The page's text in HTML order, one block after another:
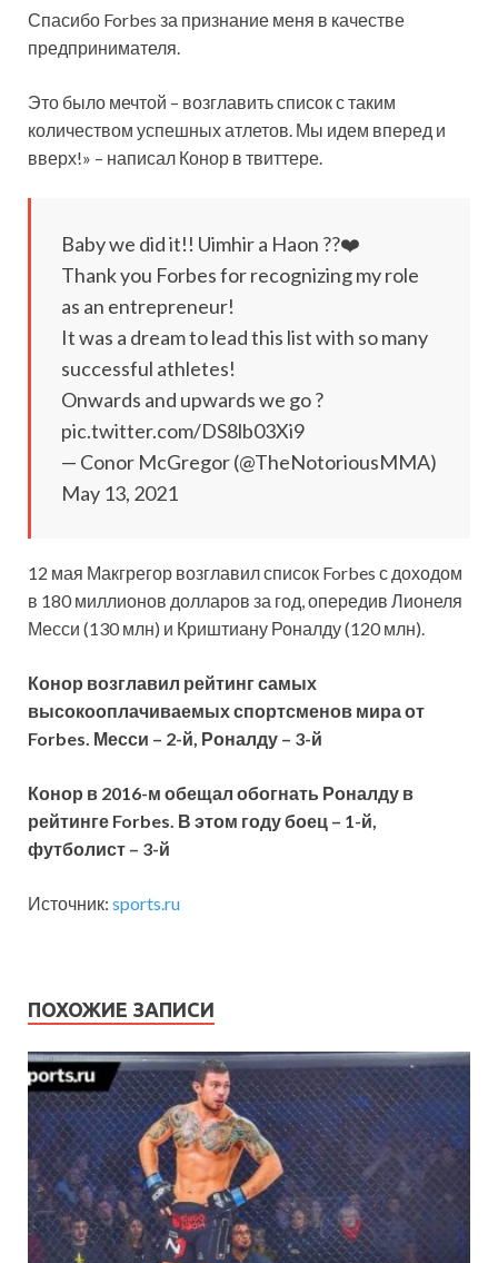
Спасибо Forbes за признание меня в качестве
предпринимателя.
Это было мечтой – возглавить список стаким
количеством успешных атлетов. Мы идем вперед и
вверх!» – написал Конор в твиттере.
Baby we did it!! Uimhir a Haon ??❤️
Thank you Forbes for recognizing my role
as an entrepreneur!
It was a dream to lead this list with so many
successful athletes!
Onwards and upwards we go ?
pic.twitter.com/DS8lb03Xi9
— Conor McGregor (@TheNotoriousMMA)
May 13, 2021
12 мая Макгрегор возглавил список Forbes с доходом
в 180 миллионов долларов за год, опередив Лионеля
Месси (130 млн) и Криштиану Роналду (120 млн).
Конор возглавил рейтинг самых
высокооплачиваемых спортсменов мира от
Forbes. Месси – 2-й, Роналду – 3-й
Конор в 2016-м обещал обогнать Роналду в
рейтинге Forbes. В этом году боец – 1-й,
футболист – 3-й
Источник: sports.ru
ПОХОЖИЕ ЗАПИСИ